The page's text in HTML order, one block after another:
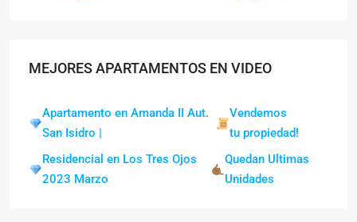
MEJORES APARTAMENTOS EN VIDEO
Apartamento en Amanda II Aut.
San Isidro |
Vendemos
tu propiedad!
Residencial en Los Tres Ojos
2023 Marzo
Quedan Ultimas
Unidades